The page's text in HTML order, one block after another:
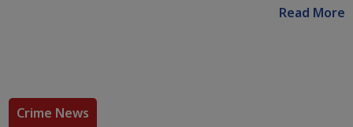
Read More
Crime News